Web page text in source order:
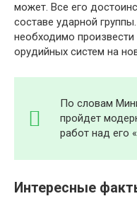
может. Все его
составе ударной
необходимо произвести
орудийных систем на
По словам
пройдет
работ над его
Интересные